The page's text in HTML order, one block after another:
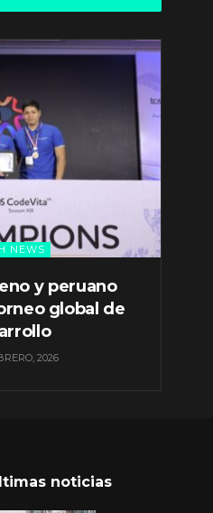
NEWS
y peruano
global de
2026
noticias